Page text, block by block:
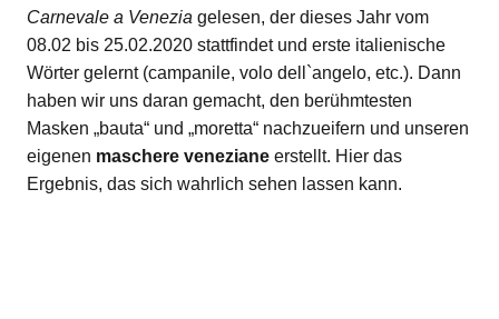
Carnevale a Venezia gelesen, der dieses Jahr vom
08.02 bis 25.02.2020 stattfindet und erste italienische
Wörter gelernt (campanile, volo dell`angelo, etc.). Dann
haben wir uns daran gemacht, den berühmtesten
Masken „bauta“ und „moretta“ nachzueifern und unseren
eigenen maschere venezianeerstellt. Hier das
Ergebnis, das sich wahrlich sehen lassen kann.